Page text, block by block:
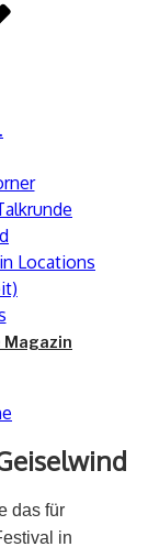
Locations
Magazin
das für
in